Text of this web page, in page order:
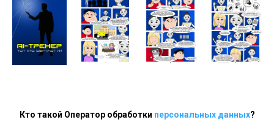
Кто такой Оператор обработки персональных данных?